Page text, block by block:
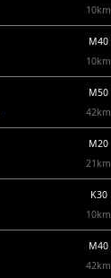
10km
M40
10km
M50
42km
M20
21km
K30
10km
M40
42km